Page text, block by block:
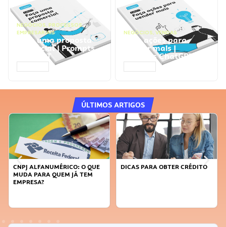
NEGÓCIOS, PROCESSOS
EMPRESARIAIS
Faça uma proposta
comercial | Prompts
ChatGPT
NEGÓCIOS, VENDAS
Faça ações para
vender mais |
Prompts ChatGPT
ÚLTIMOS ARTIGOS
CNPJ ALFANUMÉRICO: O QUE
MUDA PARA QUEM JÁ TEM
EMPRESA?
DICAS PARA OBTER CRÉDITO